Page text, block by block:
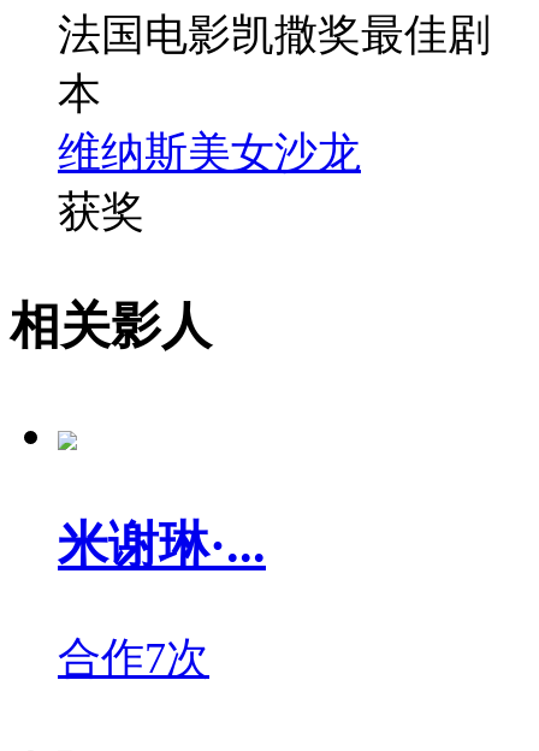
法国电影凯撒奖最佳剧
本
维纳斯美女沙龙
获奖
相关影人
米谢琳·...
合作7次